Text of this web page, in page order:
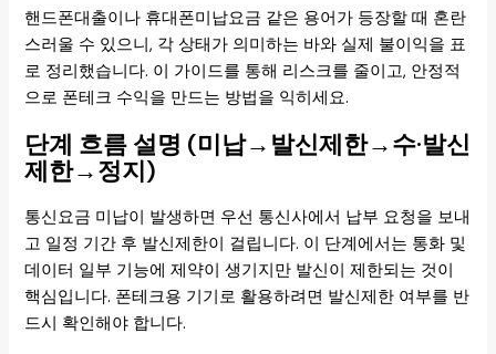
핸드폰대출이나 휴대폰미납요금 같은 용어가 등장할 때 혼란
스러울 수 있으니, 각 상태가 의미하는 바와 실제 불이익을 표
로 정리했습니다. 이 가이드를 통해 리스크를 줄이고, 안정적
으로 폰테크 수익을 만드는 방법을 익히세요.
단계 흐름 설명 (미납→발신제한→수·발신
제한→정지)
통신요금 미납이 발생하면 우선 통신사에서 납부 요청을 보내
고 일정 기간 후 발신제한이 걸립니다. 이 단계에서는 통화 및
데이터 일부 기능에 제약이 생기지만 발신이 제한되는 것이
핵심입니다. 폰테크용 기기로 활용하려면 발신제한 여부를 반
드시 확인해야 합니다.